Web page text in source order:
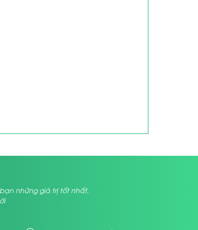
những giá trị tốt nhất,